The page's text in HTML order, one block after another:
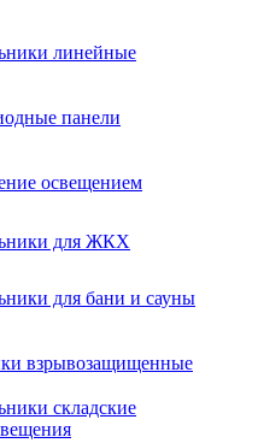
линейные
панели
освещением
для ЖКХ
для бани и сауны
взрывозащищенные
складские